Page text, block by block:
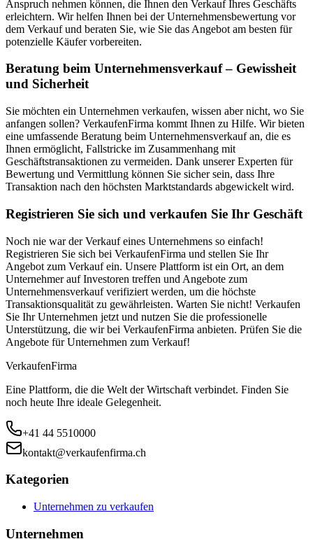
Anspruch nehmen können, die Ihnen den Verkauf Ihres Geschäfts
erleichtern. Wir helfen Ihnen bei der Unternehmensbewertung vor
dem Verkauf und beraten Sie, wie Sie das Angebot am besten für
potenzielle Käufer vorbereiten.
Beratung beim Unternehmensverkauf – Gewissheit
und Sicherheit
Sie möchten ein Unternehmen verkaufen, wissen aber nicht, wo Sie
anfangen sollen? VerkaufenFirma kommt Ihnen zu Hilfe. Wir bieten
eine umfassende Beratung beim Unternehmensverkauf an, die es
Ihnen ermöglicht, Fallstricke im Zusammenhang mit
Geschäftstransaktionen zu vermeiden. Dank unserer Experten für
Bewertung und Vermittlung können Sie sicher sein, dass Ihre
Transaktion nach den höchsten Marktstandards abgewickelt wird.
Registrieren Sie sich und verkaufen Sie Ihr Geschäft
Noch nie war der Verkauf eines Unternehmens so einfach!
Registrieren Sie sich bei VerkaufenFirma und stellen Sie Ihr
Angebot zum Verkauf ein. Unsere Plattform ist ein Ort, an dem
Unternehmer auf Investoren treffen und Angebote zum
Unternehmensverkauf verifiziert werden, um die höchste
Transaktionsqualität zu gewährleisten. Warten Sie nicht! Verkaufen
Sie Ihr Unternehmen jetzt und nutzen Sie die professionelle
Unterstützung, die wir bei VerkaufenFirma anbieten. Prüfen Sie die
Angebote für Unternehmen zum Verkauf!
VerkaufenFirma
Eine Plattform, die die Welt der Wirtschaft verbindet. Finden Sie
noch heute Ihre ideale Gelegenheit.
+41 44 5510000
kontakt@verkaufenfirma.ch
Kategorien
Unternehmen zu verkaufen
Unternehmen